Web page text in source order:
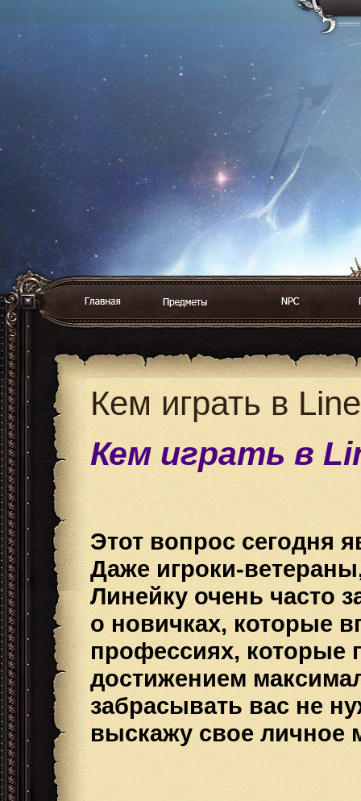
Кем играть в
Кем играть в
Этот вопрос сегодня
Даже игроки-
Линейку очень часто
о новичках, которые
профессиях, которые
достижением
забрасывать вас не
выскажу свое личное